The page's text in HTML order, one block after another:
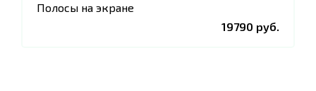
Полосы на экране
19790 руб.